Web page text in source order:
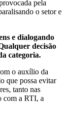
pela
o setor e
e dialogando
decisão
categoria.
o auxílio da
que possa evitar
tanto nas
com a RTI, a